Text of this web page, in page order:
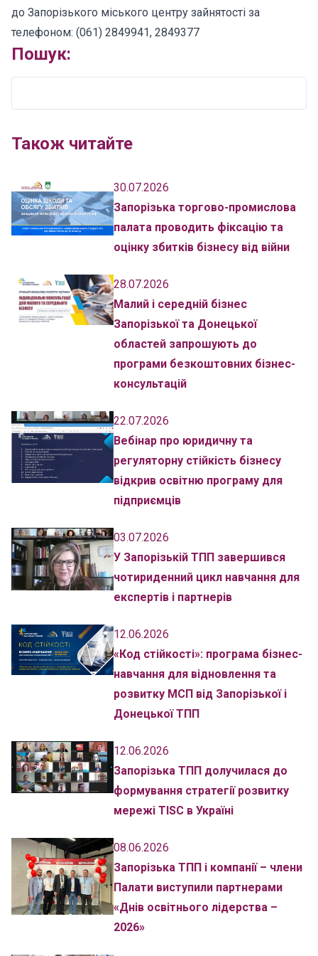
до Запорізького міського центру зайнятості за
телефоном: (061) 2849941, 2849377
Пошук:
Також читайте
30.07.2026
Запорізька торгово-промислова
палата проводить фіксацію та
оцінку збитків бізнесу від війни
28.07.2026
Малий і середній бізнес
Запорізької та Донецької
областей запрошують до
програми безкоштовних бізнес-
консультацій
22.07.2026
Вебінар про юридичну та
регуляторну стійкість бізнесу
відкрив освітню програму для
підприємців
03.07.2026
У Запорізькій ТПП завершився
чотириденний цикл навчання для
експертів і партнерів
12.06.2026
«Код стійкості»: програма бізнес-
навчання для відновлення та
розвитку МСП від Запорізької і
Донецької ТПП
12.06.2026
Запорізька ТПП долучилася до
формування стратегії розвитку
мережі TISC в Україні
08.06.2026
Запорізька ТПП і компанії – члени
Палати виступили партнерами
«Днів освітнього лідерства –
2026»